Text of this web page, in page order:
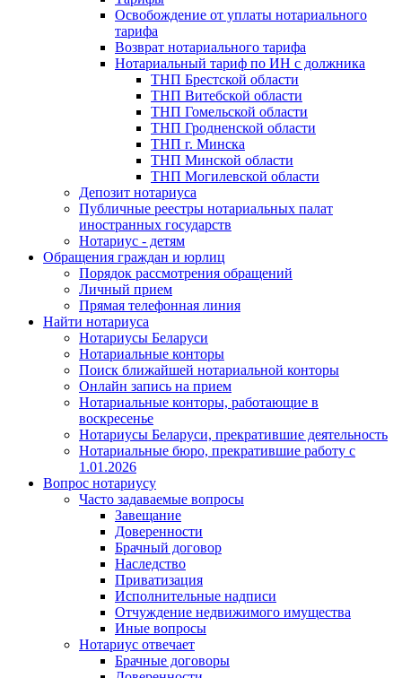
Освобождение от уплаты нотариального
тарифа
Возврат нотариального тарифа
Нотариальный тариф по ИН с должника
ТНП Брестской области
ТНП Витебской области
ТНП Гомельской области
ТНП Гродненской области
ТНП г. Минска
ТНП Минской области
ТНП Могилевской области
Депозит нотариуса
Публичные реестры нотариальных палат
иностранных государств
Нотариус - детям
Обращения граждан и юрлиц
Порядок рассмотрения обращений
Личный прием
Прямая телефонная линия
Найти нотариуса
Нотариусы Беларуси
Нотариальные конторы
Поиск ближайшей нотариальной конторы
Онлайн запись на прием
Нотариальные конторы, работающие в
воскресенье
Нотариусы Беларуси, прекратившие деятельность
Нотариальные бюро, прекратившие работу с
1.01.2026
Вопрос нотариусу
Часто задаваемые вопросы
Завещание
Доверенности
Брачный договор
Наследство
Приватизация
Исполнительные надписи
Отчуждение недвижимого имущества
Иные вопросы
Нотариус отвечает
Брачные договоры